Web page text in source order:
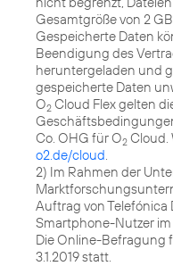
Gesamtgröße von 2
Gespeicherte Daten
Beendigung des
heruntergeladen und
gespeicherte Daten
O2 Cloud Flex gelten
Co. OHG für O2 Cloud.
o2.de/cloud
2) Im Rahmen der
Auftrag von
Smartphone-Nutzer im
Die Online-Befragung
3.1.2019 statt.